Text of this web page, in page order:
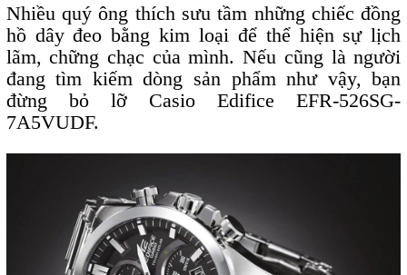
Nhiều quý ông thích sưu tầm những chiếc đồng
hồ dây đeo bằng kim loại để thể hiện sự lịch
lãm, chững chạc của mình. Nếu cũng là người
đang tìm kiếm dòng sản phẩm như vậy, bạn
đừng bỏ lỡ Casio Edifice EFR-526SG-
7A5VUDF.